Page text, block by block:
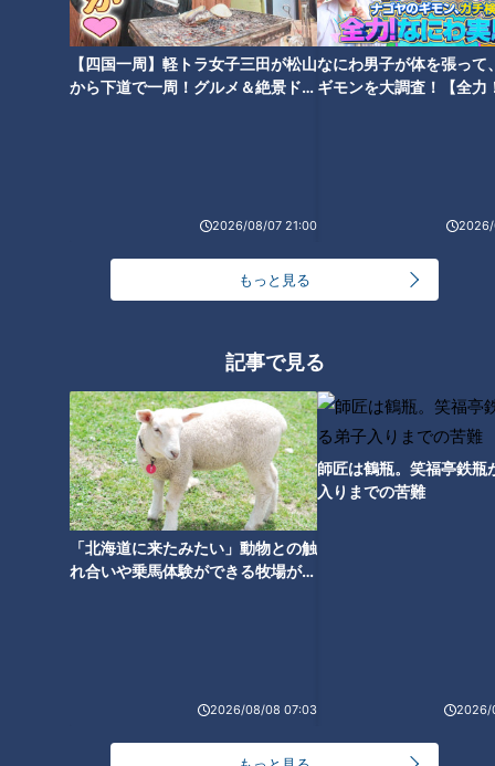
【四国一周】軽トラ女子三田が松山
から下道で一周！グルメ＆絶景ドラ
2026/08/07 21:00
なにわ男子が体を張って
ギモンを大調査！【全力
2026/
もっと見る
記事で見る
「北海道に来たみたい」動物との触
れ合いや乗馬体験ができる牧場がオ
2026/08/08 07:03
師匠は鶴瓶。笑福亭鉄瓶
入りまでの苦難
2026/
今が旬！しっかりした弾力と濃
厚な甘さ・脂も程よくのった高
級魚「マツカワガレイ」を紹
介！ボイメン吉原雅斗が北海
ホカホカに蒸していただきま
す！味も見た目も美味しい郷土
料理「わっぱ飯」を紹介！ボイ
メン平松賢人が新潟県・新潟市
仙台で中華！炒めたモチモチ中
を紹介。ボイメン水野勝が宮城
秘伝の甘辛タレで煮上げたプリ
丼」を紹介。ボイメン水野勝が
宮城県・松島町で発掘。
「兜」の形の大きなから揚げ！
外はカリッと中ジューシー「か
ぶと揚げ」を紹介。ボイメン小
林豊が栃木県・宇都宮市で発